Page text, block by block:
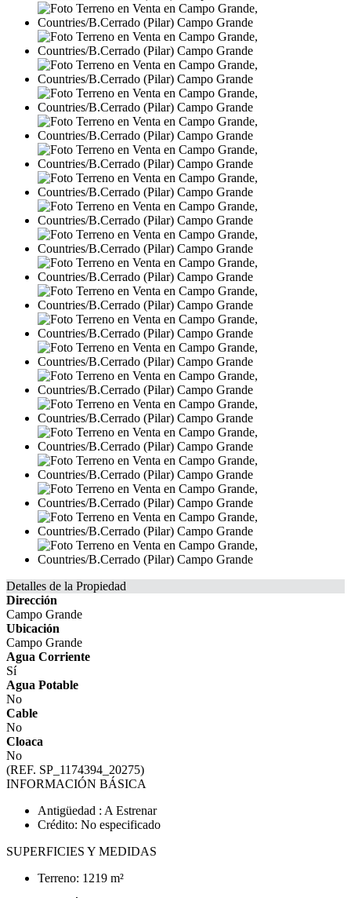
Detalles de la Propiedad
Dirección
Campo Grande
Ubicación
Campo Grande
Agua Corriente
Sí
Agua Potable
No
Cable
No
Cloaca
No
(REF. SP_1174394_20275)
INFORMACIÓN BÁSICA
Antigüedad : A Estrenar
Crédito: No especificado
SUPERFICIES Y MEDIDAS
Terreno: 1219 m²